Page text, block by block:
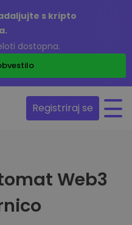
s kripto
dostopna.
Registriraj se
Web3